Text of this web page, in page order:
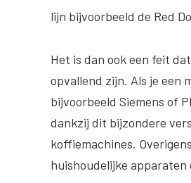
lijn bijvoorbeeld de Red
Het is dan ook een feit
opvallend zijn. Als je een
bijvoorbeeld Siemens of
dankzij dit bijzondere
koffiemachines.
huishoudelijke